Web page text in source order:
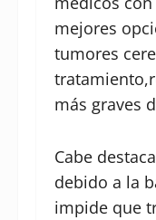
mejores
tumores
más graves
Cabe
debido a la
impide que